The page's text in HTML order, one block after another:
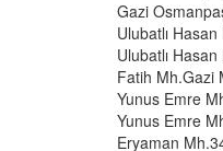
Gazi
Ulubatlı
Ulubatlı
Fatih Mh.Gazi
Yunus Emre
Yunus Emre
Eryaman